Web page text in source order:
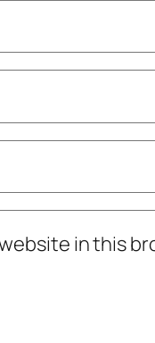
in this